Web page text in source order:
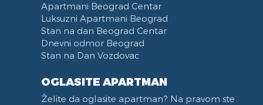
Apartmani Beograd Centar
Luksuzni Apartmani Beograd
Stan na dan Beograd Centar
Dnevni odmor Beograd
Stan na Dan Vozdovac
OGLASITE APARTMAN
Želite da oglasite apartman? Na pravom ste